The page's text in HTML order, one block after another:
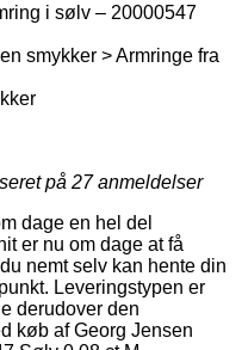
i sølv – 20000547
smykker > Armringe fra
på 27anmeldelser
dage en hel del
er nu om dage at få
nemt selv kan hente din
Leveringstypen er
derudover den
køb af Georg Jensen